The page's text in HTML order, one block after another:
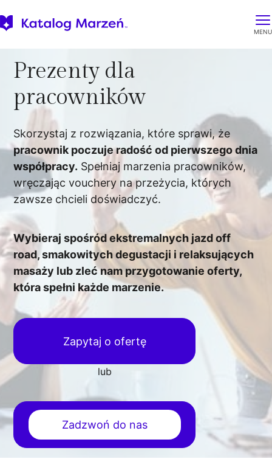
to
content
Prezenty dla
pracowników
Skorzystaj z rozwiązania, które sprawi, że
pracownik poczuje radość od pierwszego dnia
współpracy. Spełniaj marzenia pracowników,
wręczając vouchery na przeżycia, których
zawsze chcieli doświadczyć.
Wybieraj spośród ekstremalnych jazd off
road, smakowitych degustacji i relaksujących
masaży lub zleć nam przygotowanie oferty,
która spełni każde marzenie.
Zapytaj o ofertę
lub
Zadzwoń do nas